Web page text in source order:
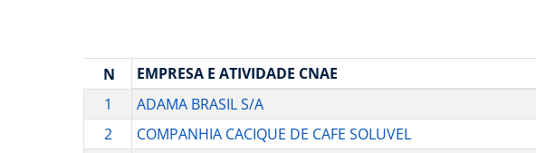
N EMPRESA E ATIVIDADE CNAE
1
ADAMA BRASIL S/A
2
COMPANHIA CACIQUE DE CAFE SOLUVEL